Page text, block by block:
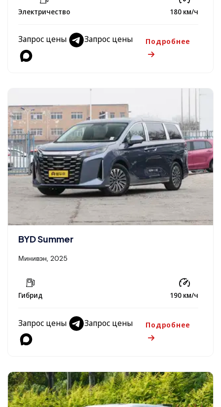
Электричество 180 км/ч
Запрос цены Запрос цены Подробнее
BYD Summer
Минивэн, 2025
Гибрид 190 км/ч
Запрос цены Запрос цены Подробнее